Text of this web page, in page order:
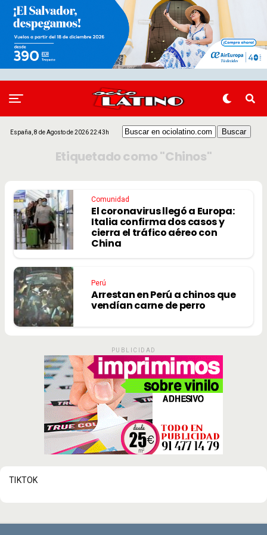
España, 8 de Agosto de 2026 22:43h
Etiquetado como "Chinos"
Comunidad
El coronavirus llegó a Europa:
Italia confirma dos casos y
cierra el tráfico aéreo con
China
Perú
Arrestan en Perú a chinos que
vendían carne de perro
PUBLICIDAD
TIKTOK